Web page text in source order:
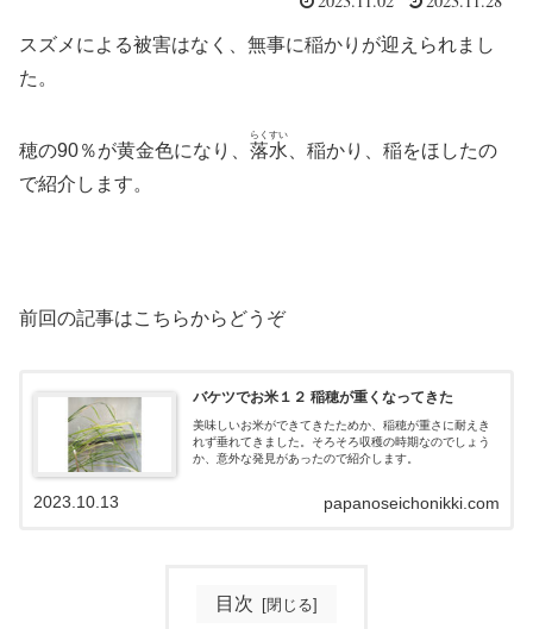
スズメによる被害はなく、無事に稲かりが迎えられまし
た。
穂の90％が黄金色になり、 落水
らくすい
、稲かり、稲をほしたの
で紹介します。
前回の記事はこちらからどうぞ
バケツでお米１２ 稲穂が重くなってきた
美味しいお米ができてきたためか、稲穂が重さに耐えき
れず垂れてきました。そろそろ収穫の時期なのでしょう
か、意外な発見があったので紹介します。
papanoseichonikki.com
2023.10.13
目次